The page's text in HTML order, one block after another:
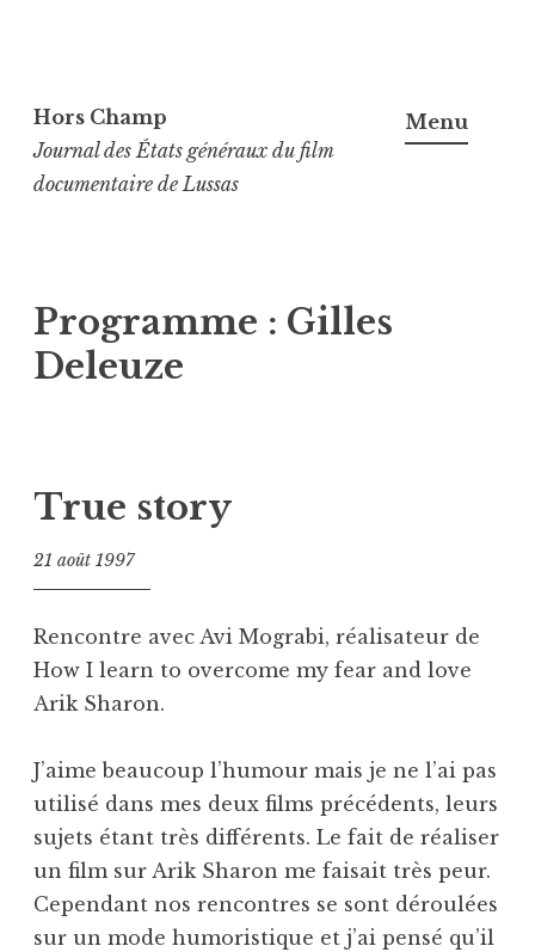
au
contenu
principal
Hors Champ
Journal des États généraux du film
documentaire de Lussas
Menu
Programme : Gilles
Deleuze
True story
21 août 1997
Rencontre avec Avi Mograbi, réalisateur de
How I learn to overcome my fear and love
Arik Sharon.
J’aime beaucoup l’humour mais je ne l’ai pas
utilisé dans mes deux films précédents, leurs
sujets étant très différents. Le fait de réaliser
un film sur Arik Sharon me faisait très peur.
Cependant nos rencontres se sont déroulées
sur un mode humoristique et j’ai pensé qu’il